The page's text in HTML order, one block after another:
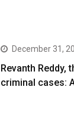
December 31,
Revanth Reddy,
criminal cases: